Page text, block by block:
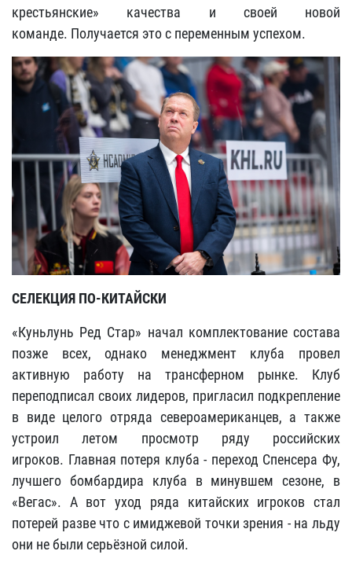
крестьянские» качества и своей новой
команде. Получается это с переменным успехом.
СЕЛЕКЦИЯ ПО-КИТАЙСКИ
«Куньлунь Ред Стар» начал комплектование состава
позже всех, однако менеджмент клуба провел
активную работу на трансферном рынке. Клуб
переподписал своих лидеров, пригласил подкрепление
в виде целого отряда североамериканцев, а также
устроил летом просмотр ряду российских
игроков. Главная потеря клуба - переход Спенсера Фу,
лучшего бомбардира клуба в минувшем сезоне, в
«Вегас». А вот уход ряда китайских игроков стал
потерей разве что с имиджевой точки зрения - на льду
они не были серьёзной силой.